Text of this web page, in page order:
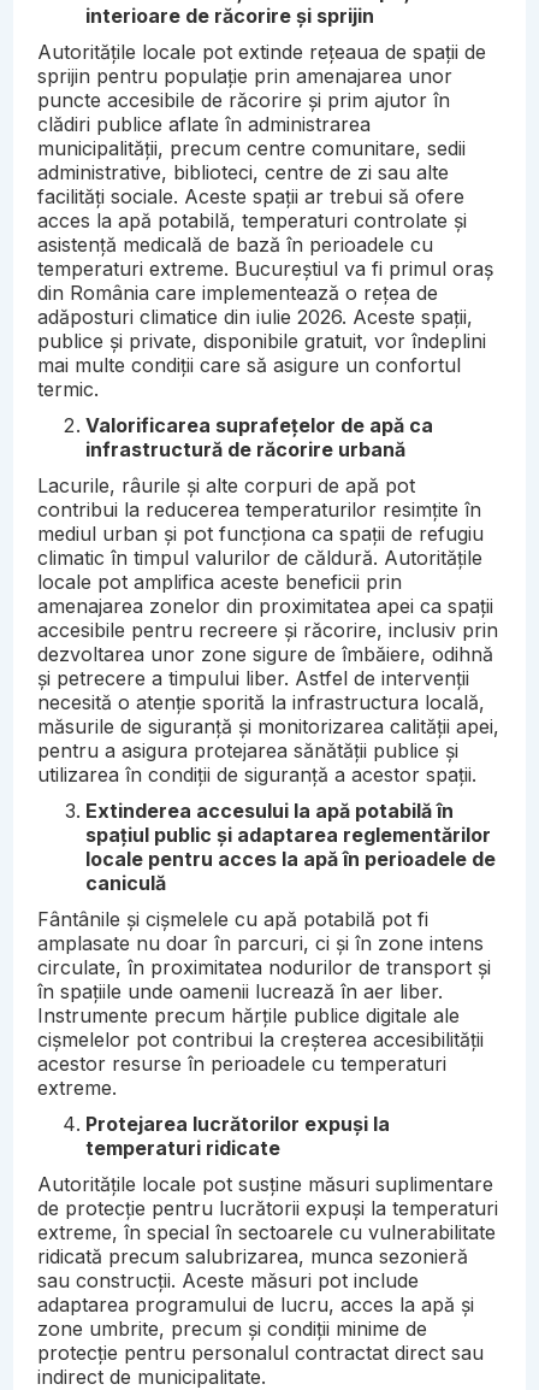
interioare de răcorire și sprijin
Autoritățile locale pot extinde rețeaua de spații de
sprijin pentru populație prin amenajarea unor
puncte accesibile de răcorire și prim ajutor în
clădiri publice aflate în administrarea
municipalității, precum centre comunitare, sedii
administrative, biblioteci, centre de zi sau alte
facilități sociale. Aceste spații ar trebui să ofere
acces la apă potabilă, temperaturi controlate și
asistență medicală de bază în perioadele cu
temperaturi extreme. Bucureștiul va fi primul oraș
din România care implementează o rețea de
adăposturi climatice din iulie 2026. Aceste spații,
publice și private, disponibile gratuit, vor îndeplini
mai multe condiții care să asigure un confortul
termic.
Valorificarea suprafețelor de apă ca
infrastructură de răcorire urbană
Lacurile, râurile și alte corpuri de apă pot
contribui la reducerea temperaturilor resimțite în
mediul urban și pot funcționa ca spații de refugiu
climatic în timpul valurilor de căldură. Autoritățile
locale pot amplifica aceste beneficii prin
amenajarea zonelor din proximitatea apei ca spații
accesibile pentru recreere și răcorire, inclusiv prin
dezvoltarea unor zone sigure de îmbăiere, odihnă
și petrecere a timpului liber. Astfel de intervenții
necesită o atenție sporită la infrastructura locală,
măsurile de siguranță și monitorizarea calității apei,
pentru a asigura protejarea sănătății publice și
utilizarea în condiții de siguranță a acestor spații.
Extinderea accesului la apă potabilă în
spațiul public și adaptarea reglementărilor
locale pentru acces la apă în perioadele de
caniculă
Fântânile și cișmelele cu apă potabilă pot fi
amplasate nu doar în parcuri, ci și în zone intens
circulate, în proximitatea nodurilor de transport și
în spațiile unde oamenii lucrează în aer liber.
Instrumente precum hărțile publice digitale ale
cișmelelor pot contribui la creșterea accesibilității
acestor resurse în perioadele cu temperaturi
extreme.
Protejarea lucrătorilor expuși la
temperaturi ridicate
Autoritățile locale pot susține măsuri suplimentare
de protecție pentru lucrătorii expuși la temperaturi
extreme, în special în sectoarele cu vulnerabilitate
ridicată precum salubrizarea, munca sezonieră
sau construcții. Aceste măsuri pot include
adaptarea programului de lucru, acces la apă și
zone umbrite, precum și condiții minime de
protecție pentru personalul contractat direct sau
indirect de municipalitate.